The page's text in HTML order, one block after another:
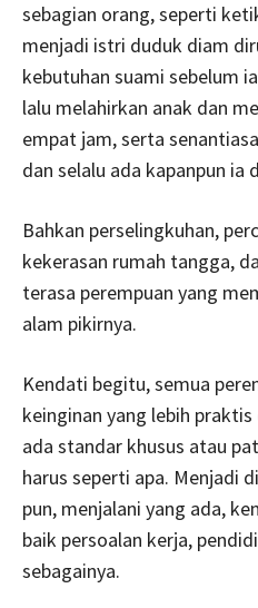
sebagian orang, seperti
menjadi istri duduk diam
kebutuhan suami sebelum
lalu melahirkan anak dan
empat jam, serta
dan selalu ada kapanpun ia
Bahkan perselingkuhan,
kekerasan rumah tangga,
terasa perempuan yang
alam pikirnya.
Kendati begitu, semua
keinginan yang lebih
ada standar khusus atau
harus seperti apa. Menjadi
pun, menjalani yang ada,
baik persoalan kerja,
sebagainya.